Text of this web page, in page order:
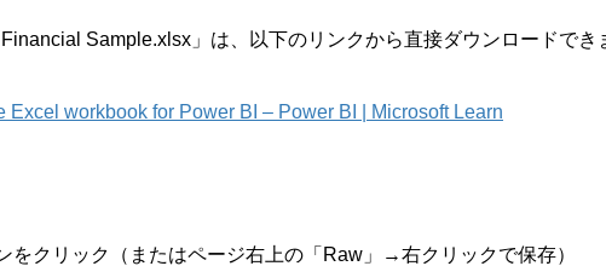
Sample.xlsx」は、以下のリンクから直接ダウンロードでき
workbook for Power BI – Power BI | Microsoft Learn
をクリック（またはページ右上の「Raw」→右クリックで保存）